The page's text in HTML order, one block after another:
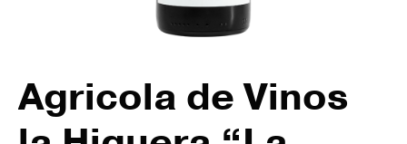
Agricola de Vinos